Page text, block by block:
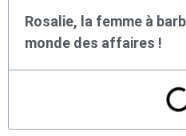
Rosalie, la femme à
monde des affaires !